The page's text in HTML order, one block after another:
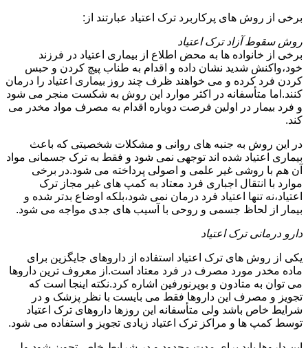
برخی از روش های پرکاربرد ترک اعتیاد عبارتند از:
روش سقوط آزاد ترک اعتیاد
برخی از خانواده ها به محض اطلاع از بیماری اعتیاد در فرزند
خود،واکنش شدید نشان داده و اقدام به طناب پیچ کردن و حبس
کردن فرد کرده و می خواهند ظرف چند روز بیماری اعتیاد را درمان
کنند.اما متأسفانه در اکثر موارد این روش به شکست منجر می شود
و فرد بیمار در اولین فرصت دوباره اقدام به مصرف مواد مخدر می
کند.
در این روش به جنبه های روانی و مشکلات شخصیتی که باعث
بیماری اعتیاد شده اند توجهی نمی شود و فقط به ترک جسمانی مواد
آن هم با روشی غیر علمی و اصولی پرداخته می شود.در برخی
موارد با انتقال اجباری فرد معتاد به کمپ های غیر مجاز ترک
اعتیاد،نه تنها اعتیاد فرد درمان نمی شود،بلکه اوضاع بدتر شده و
بیمار از لحاظ جسمی و روحی با آسیب های جدی مواجه می شود.
دارو درمانی ترک اعتیاد
یکی از روش های ترک اعتیاد استفاده از داروهای جایگزین برای
ماده مخدر مورد مصرف در فرد معتاد است.از معروف ترین داروها
می توان به متادون و بوپرنورفین اشاره کرد.نکته اینجا است که
تجویز و مصرف این داروها فقط می بایست با نظر پزشک و در
شرایط خاص باشد ولی متأسفانه این روزها داروهای ترک اعتیاد
توسط کمپ ها و مراکز ترک اعتیاد زیادی تجویز و استفاده می شود.